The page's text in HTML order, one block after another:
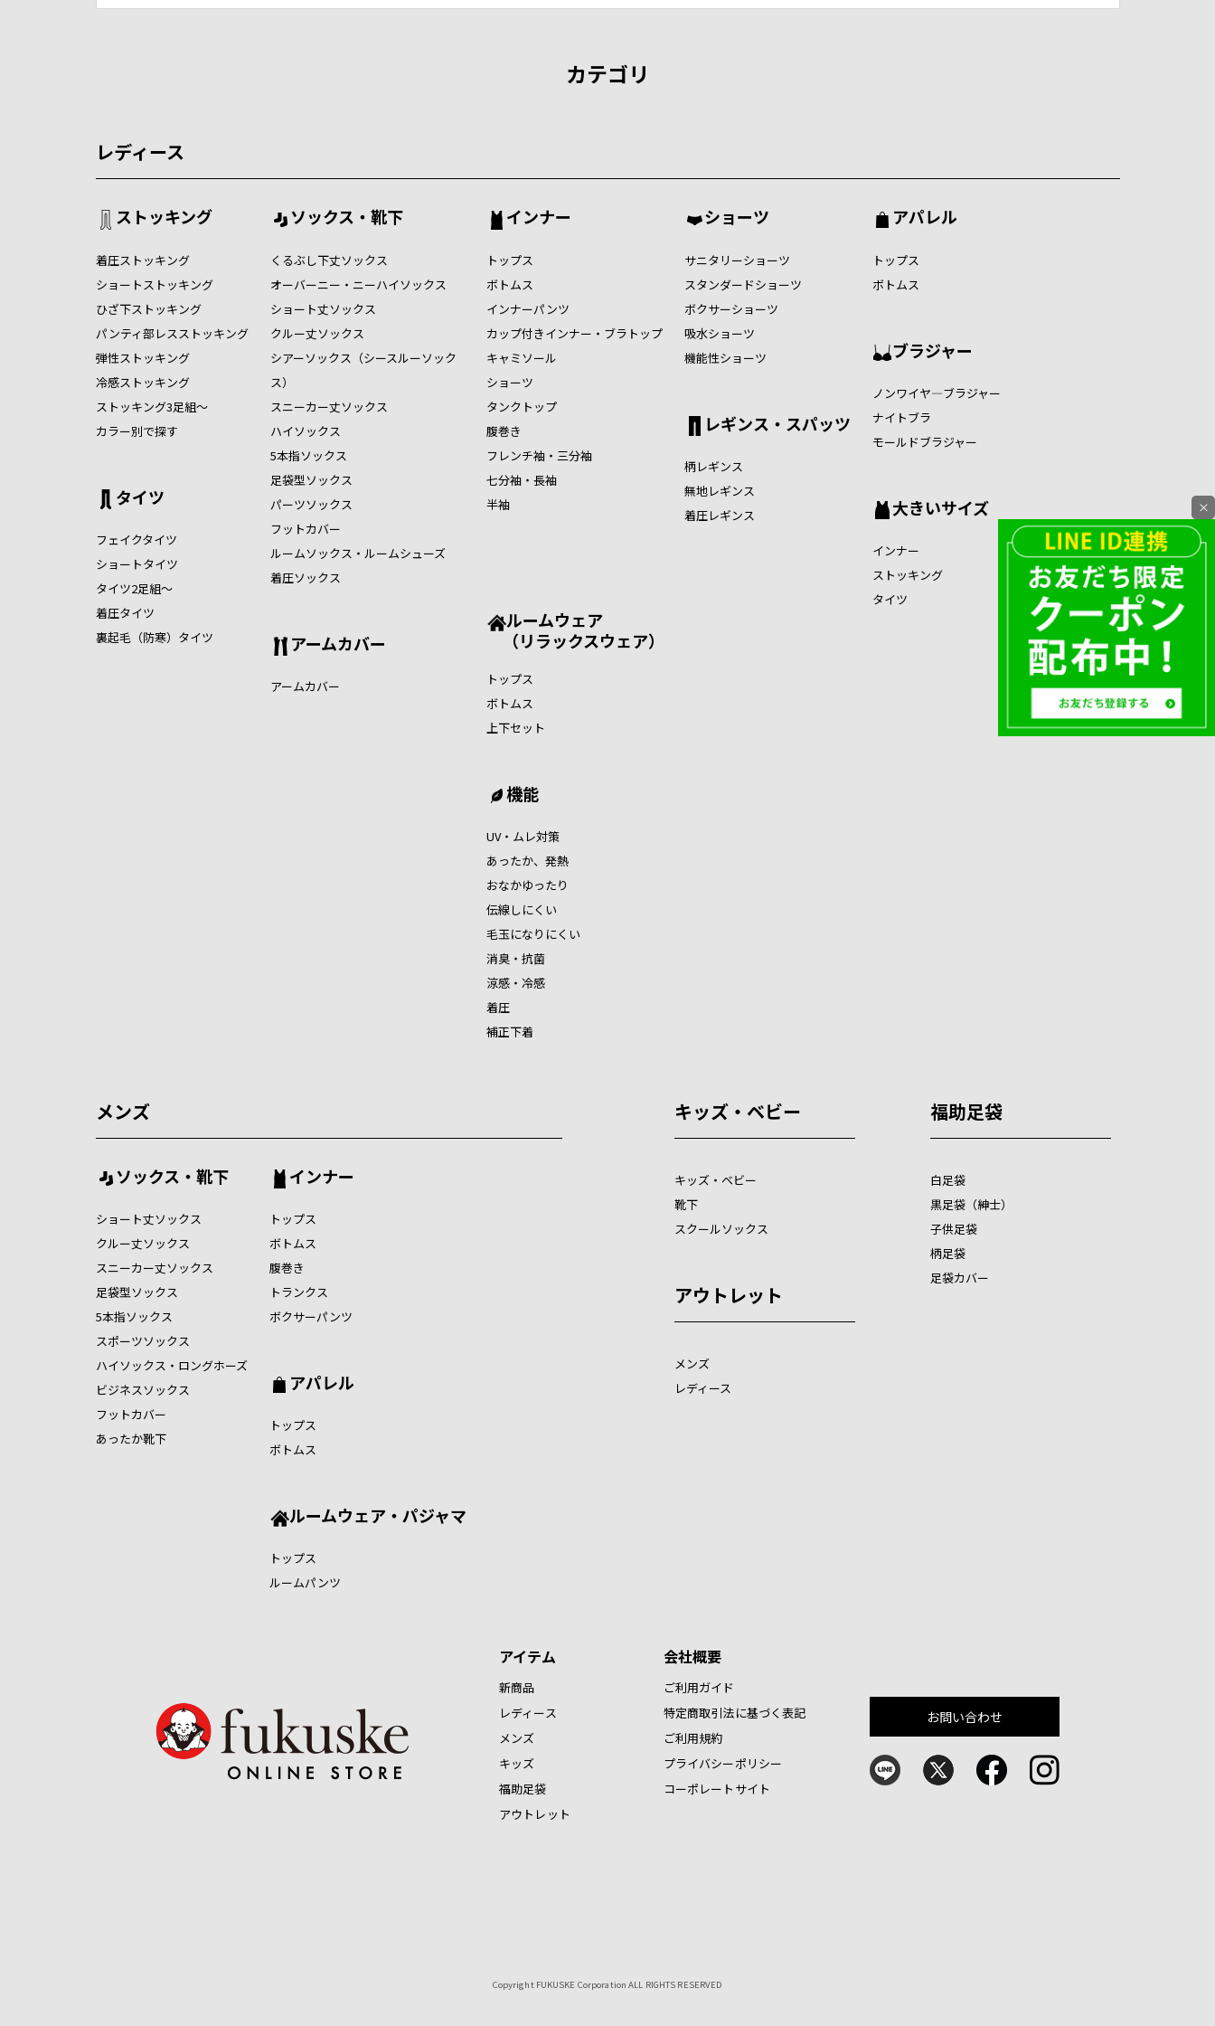
カテゴリ
レディース
ストッキング
着圧ストッキング
ショートストッキング
ひざ下ストッキング
パンティ部レスストッキング
弾性ストッキング
冷感ストッキング
ストッキング3足組～
カラー別で探す
タイツ
フェイクタイツ
ショートタイツ
タイツ2足組～
着圧タイツ
裏起毛（防寒）タイツ
ソックス・靴下
くるぶし下丈ソックス
オーバーニー・ニーハイソックス
ショート丈ソックス
クルー丈ソックス
シアーソックス（シースルーソック
ス）
スニーカー丈ソックス
ハイソックス
5本指ソックス
足袋型ソックス
パーツソックス
フットカバー
ルームソックス・ルームシューズ
着圧ソックス
アームカバー
アームカバー
インナー
トップス
ボトムス
インナーパンツ
カップ付きインナー・ブラトップ
キャミソール
ショーツ
タンクトップ
腹巻き
フレンチ袖・三分袖
七分袖・長袖
半袖
ショーツ
サニタリーショーツ
スタンダードショーツ
ボクサーショーツ
吸水ショーツ
機能性ショーツ
レギンス・スパッツ
柄レギンス
無地レギンス
着圧レギンス
アパレル
トップス
ボトムス
ブラジャー
ノンワイヤ―ブラジャー
ナイトブラ
モールドブラジャー
大きいサイズ
インナー
ストッキング
タイツ
ルームウェア
（リラックスウェア）
トップス
ボトムス
上下セット
機能
UV・ムレ対策
あったか、発熱
おなかゆったり
伝線しにくい
毛玉になりにくい
消臭・抗菌
涼感・冷感
着圧
補正下着
メンズ
ソックス・靴下
ショート丈ソックス
クルー丈ソックス
スニーカー丈ソックス
足袋型ソックス
5本指ソックス
スポーツソックス
ハイソックス・ロングホーズ
ビジネスソックス
フットカバー
あったか靴下
インナー
トップス
ボトムス
腹巻き
トランクス
ボクサーパンツ
アパレル
トップス
ボトムス
ルームウェア・パジャマ
トップス
ルームパンツ
キッズ・ベビー
キッズ・ベビー
靴下
スクールソックス
アウトレット
メンズ
レディース
福助足袋
白足袋
黒足袋（紳士）
子供足袋
柄足袋
足袋カバー
アイテム
新商品
レディース
メンズ
キッズ
福助足袋
アウトレット
会社概要
ご利用ガイド
特定商取引法に基づく表記
ご利用規約
プライバシーポリシー
コーポレートサイト
お問い合わせ
Copyright FUKUSKE Corporation ALL RIGHTS RESERVED
×